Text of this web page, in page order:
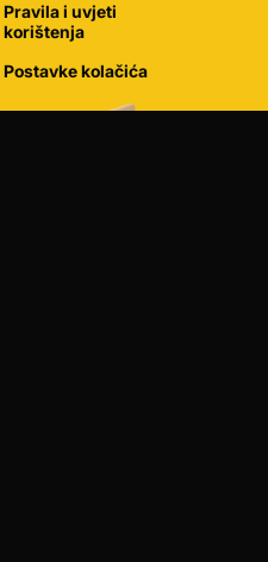
Pravila i uvjeti
korištenja
Postavke kolačića